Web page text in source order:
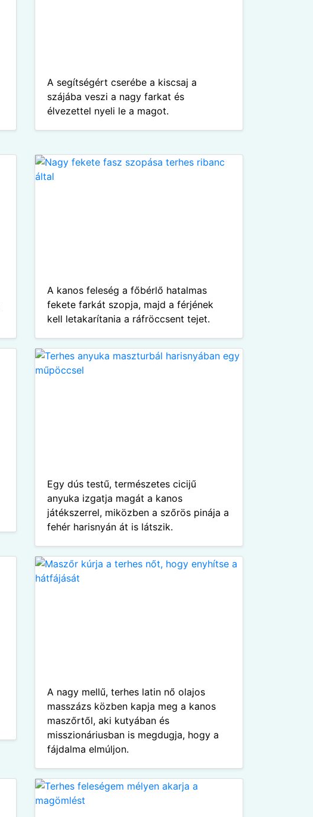
A segítségért cserébe a kiscsaj a
szájába veszi a nagy farkat és
élvezettel nyeli le a magot.
A kanos feleség a főbérlő hatalmas
fekete farkát szopja, majd a férjének
kell letakarítania a ráfröccsent tejet.
Egy dús testű, természetes cicijű
anyuka izgatja magát a kanos
játékszerrel, miközben a szőrös pinája a
fehér harisnyán át is látszik.
A nagy mellű, terhes latin nő olajos
masszázs közben kapja meg a kanos
maszőrtől, aki kutyában és
misszionáriusban is megdugja, hogy a
fájdalma elmúljon.